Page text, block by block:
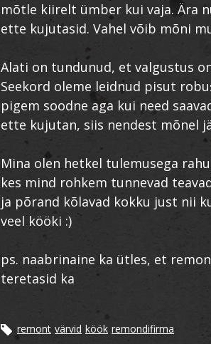
mõtle kiirelt ümber kui vaja. Ära
ette kujutasid. Vahel võib mõni
Alati on tundunud, et valgustus
Seekord oleme leidnud pisut
pigem soodne aga kui need
ette kujutan, siis nendest mõnel
Mina olen hetkel tulemusega
kes mind rohkem tunnevad
ja põrand kõlavad kokku just nii
veel kööki :)
ps. naabrinaine ka ütles, et
teretasid ka
remont värvid köök remondifirma